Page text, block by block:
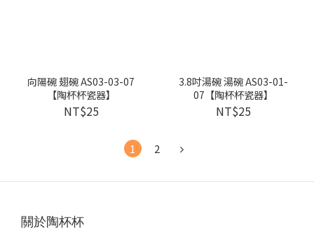
向陽碗 翅碗 AS03-03-07
【陶杯杯瓷器】
NT$25
3.8吋湯碗 湯碗 AS03-01-
07【陶杯杯瓷器】
NT$25
1 2
關於陶杯杯